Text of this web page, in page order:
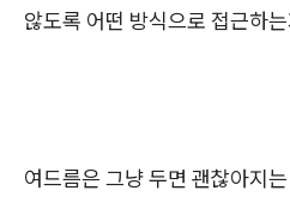
않도록 어떤 방식으로 접근하
여드름은 그냥 두면 괜찮아지